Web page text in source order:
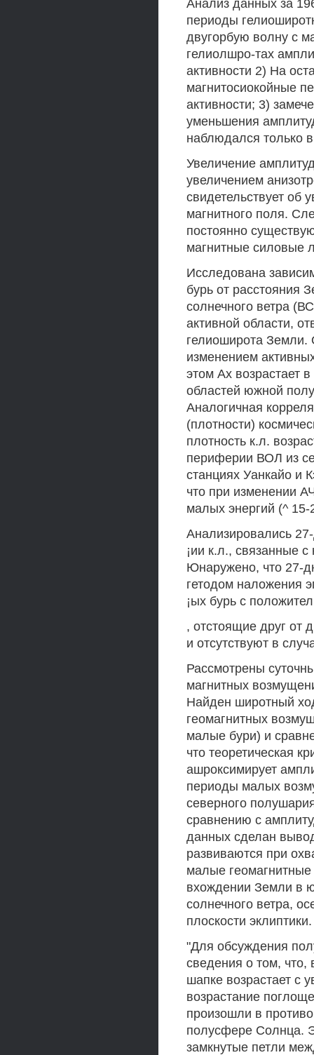
Анализ данных за
периоды
двугорбую волну с
гелиолшро-тах
активности 2) На
магнитосиокойные
активности; 3)
уменьшения
наблюдался только
Увеличение
увеличением
свидетельствует об
магнитного поля.
постоянно
магнитные силовые
Исследована
бурь от расстояния
солнечного ветра
активной области,
гелиоширота Земли.
изменением
этом Ах возрастает
областей южной
Аналогичная
(плотности)
плотность к.л.
периферии ВОЛ из
станциях Уанкайо и
что при изменении
малых энергий (^ 15-
Анализировались
¡ии к.л., связанные
Юнаружено, что 27-
гетодом наложения
¡ых бурь с
, отстоящие друг от
и отсутствуют в
Рассмотрены
магнитных
Найден широтный
геомагнитных
малые бури) и
что теоретическая
ашроксимирует
периоды малых
северного
сравнению с
данных сделан
развиваются при
малые
вхождении Земли в
солнечного ветра,
плоскости эклиптики.
"Для обсуждения
сведения о том,
шапке возрастает с
возрастание
произошли в
полусфере Солнца.
замкнутые петли